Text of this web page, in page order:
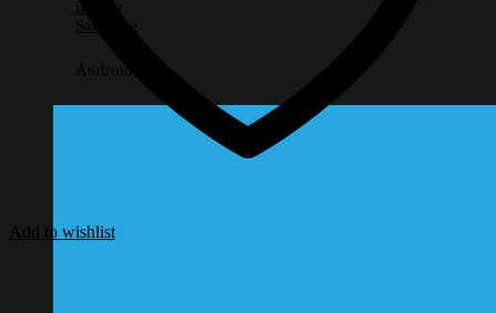
iPhone
Samsung
Android อื่นๆ
Add to wishlist